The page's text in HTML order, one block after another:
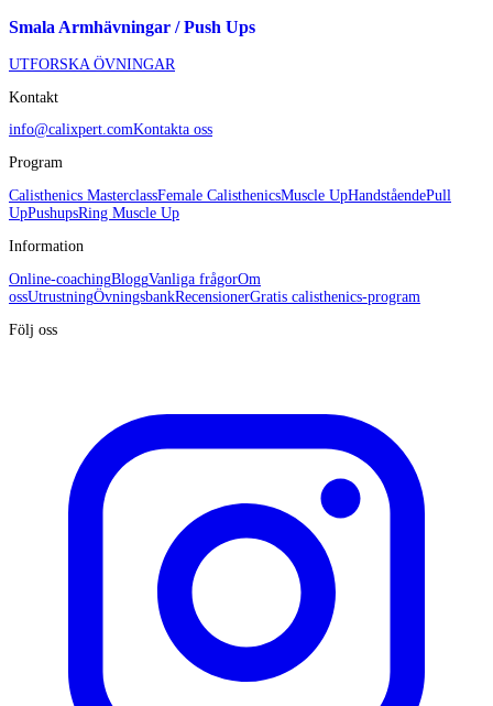
Smala Armhävningar / Push Ups
UTFORSKA ÖVNINGAR
Kontakt
info@calixpert.comKontakta oss
Program
Calisthenics MasterclassFemale CalisthenicsMuscle UpHandståendePull
UpPushupsRing Muscle Up
Information
Online-coachingBloggVanliga frågorOm
ossUtrustningÖvningsbankRecensionerGratis calisthenics-program
Följ oss